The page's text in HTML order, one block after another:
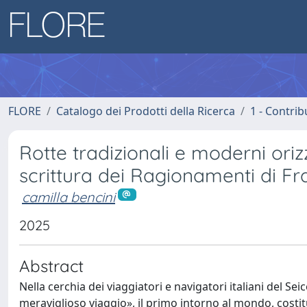
FLORE Catalogo dei Prodotti della Ricerca 1 -
Rotte tradizionali e moderni
scrittura dei Ragionamenti di
camilla bencini
2025
Abstract
Nella cerchia dei viaggiatori e navigatori italiani del
meraviglioso viaggio», il primo intorno al mondo,